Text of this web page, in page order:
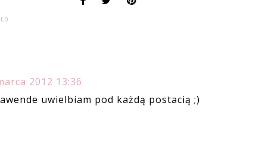
2012 13:36
uwielbiam pod każdą postacią ;)